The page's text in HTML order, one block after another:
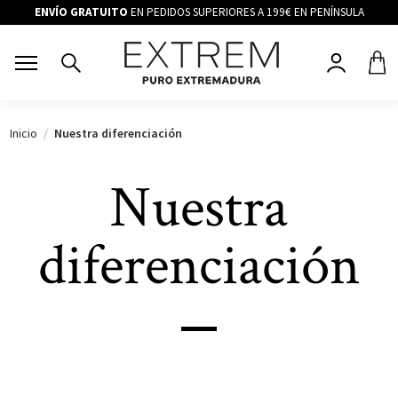
ENVÍO GRATUITO EN PEDIDOS SUPERIORES A 199€ EN PENÍNSULA
Inicio Nuestra diferenciación
Nuestra
diferenciación